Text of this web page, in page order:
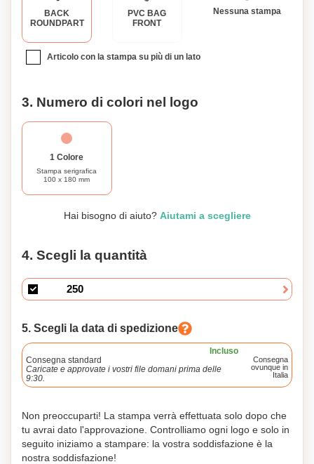
BACK
ROUNDPART
PVC BAG
FRONT
Nessuna stampa
Articolo con la stampa su più di un lato
3. Numero di colori nel logo
1 Colore
Stampa serigrafica
100 x 180 mm
Hai bisogno di aiuto? Aiutami a scegliere
4. Scegli la quantità
5. Scegli la data di spedizione
Incluso
Consegna standard
Caricate e approvate i vostri file domani prima delle
9:30.
Consegna
ovunque in
Italia
Non preoccuparti! La stampa verrà effettuata solo dopo che
tu avrai dato l'approvazione. Controlliamo ogni logo e solo in
seguito iniziamo a stampare: la vostra soddisfazione è la
nostra soddisfazione!